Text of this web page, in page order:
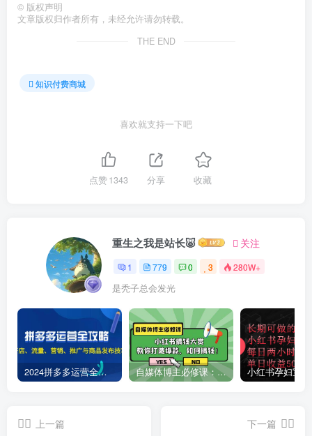
© 版权声明
文章版权归作者所有，未经允许请勿转载。
THE END
知识付费商城
喜欢就支持一下吧
点赞1343 分享 收藏
重生之我是站长🐷 关注
1 779 0 3 280W+
是秃子总会发光
2024拼多多运营全攻略：开店、流量、营销、推广与商品发布技巧（无水印） 自媒体博主必修课：小红书搞钱大赏，教你打造爆款，如何搞钱（11节课）
上一篇
下一篇